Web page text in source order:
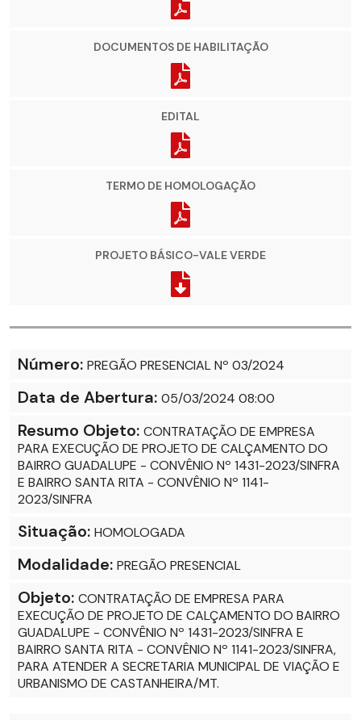
DOCUMENTOS DE HABILITAÇÃO
EDITAL
TERMO DE HOMOLOGAÇÃO
PROJETO BÁSICO-VALE VERDE
Número: PREGÃO PRESENCIAL Nº 03/2024
Data de Abertura: 05/03/2024 08:00
Resumo Objeto: CONTRATAÇÃO DE EMPRESA
PARA EXECUÇÃO DE PROJETO DE CALÇAMENTO DO
BAIRRO GUADALUPE - CONVÊNIO Nº 1431-2023/SINFRA
E BAIRRO SANTA RITA - CONVÊNIO Nº 1141-
2023/SINFRA
Situação: HOMOLOGADA
Modalidade: PREGÃO PRESENCIAL
Objeto: CONTRATAÇÃO DE EMPRESA PARA
EXECUÇÃO DE PROJETO DE CALÇAMENTO DO BAIRRO
GUADALUPE - CONVÊNIO Nº 1431-2023/SINFRA E
BAIRRO SANTA RITA - CONVÊNIO Nº 1141-2023/SINFRA,
PARA ATENDER A SECRETARIA MUNICIPAL DE VIAÇÃO E
URBANISMO DE CASTANHEIRA/MT.